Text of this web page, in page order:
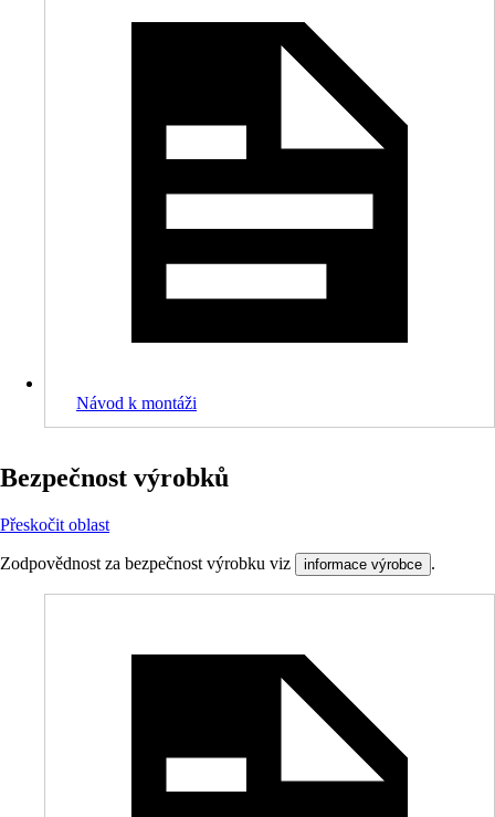
Návod k montáži
Bezpečnost výrobků
Přeskočit oblast
Zodpovědnost za bezpečnost výrobku viz informace výrobce .